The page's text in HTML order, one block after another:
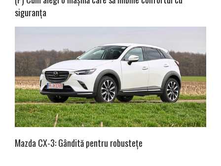
siguranța
Mazda CX-3: Gândită pentru robustețe